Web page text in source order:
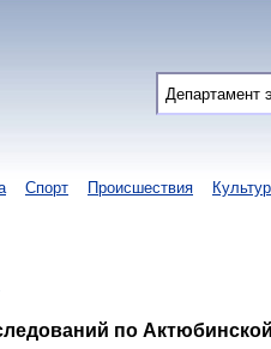
Спорт Происшествия
по